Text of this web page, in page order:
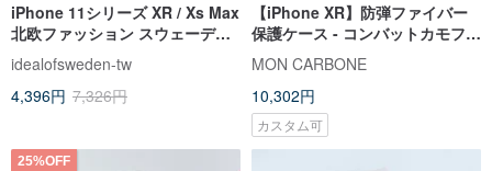
iPhone 11シリーズ XR / Xs Max
北欧ファッション スウェーデン
人気の携帯電話ケース -ブラック
とカラフル
idealofsweden-tw
4,396円 7,326円
【iPhone XR】防弾ファイバー
保護ケース - コンバットカモフラ
ージュ
MON CARBONE
10,302円
カスタム可
25%OFF